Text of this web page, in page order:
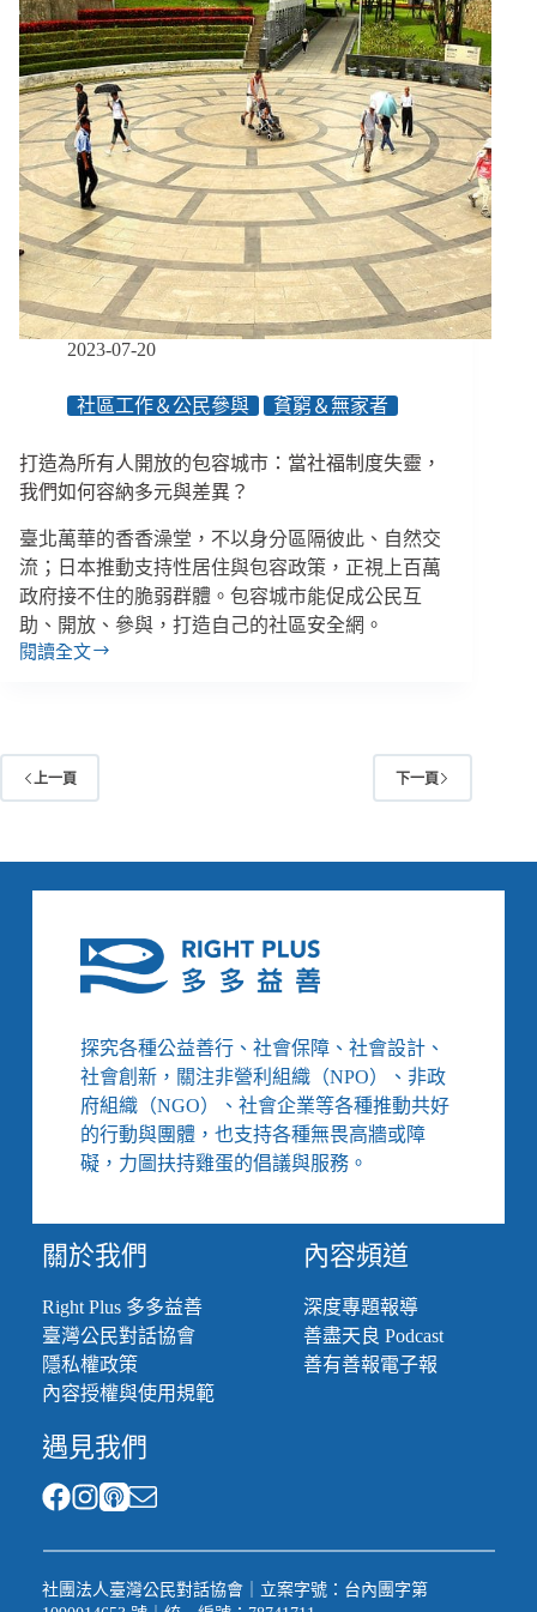
包
客
到
社
區
居
民，
我
們
都
在
這
裡
相
香
香
堂
2023-07-20
社區工作＆公民參與 貧窮＆無家者
打造為所有人開放的包容城市：當社福制度失靈，
我們如何容納多元與差異？
臺北萬華的香香澡堂，不以身分區隔彼此、自然交
流；日本推動支持性居住與包容政策，正視上百萬
政府接不住的脆弱群體。包容城市能促成公民互
助、開放、參與，打造自己的社區安全網。
閱讀全文
打
人
的
包
上一頁 下一頁
探究各種公益善行、社會保障、社會設計、
社會創新，關注非營利組織（NPO）、非政
府組織（NGO）、社會企業等各種推動共好
的行動與團體，也支持各種無畏高牆或障
礙，力圖扶持雞蛋的倡議與服務。
關於我們
Right Plus 多多益善
臺灣公民對話協會
隱私權政策
內容授權與使用規範
內容頻道
深度專題報導
善盡天良 Podcast
善有善報電子報
遇見我們
社團法人臺灣公民對話協會｜立案字號：台內團字第